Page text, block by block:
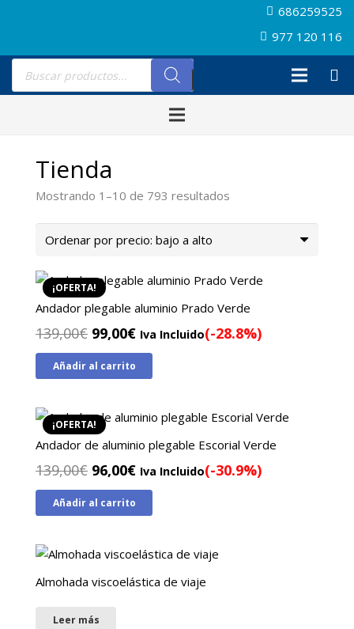
686259525
977 120 116
Búsqueda
productos
Tienda
Mostrando 1–10 de 793 resultados
a
¡OFERTA!
Andador plegable aluminio Prado Verde
139,00€ El
precio
original
139,00€.
99,00€El
precio
actual
99,00€.
Iva Incluido(-28.8%)
Añadir al carrito
¡OFERTA!
Andador de aluminio plegable Escorial Verde
139,00€ El
precio
original
139,00€.
96,00€El
precio
actual
96,00€.
Iva Incluido(-30.9%)
Añadir al carrito
Almohada viscoelástica de viaje
Leer más